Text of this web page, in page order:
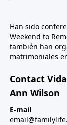
Han sido
Weekend to
también han
matrimoniales
Contact
Ann Wilson
E-mail